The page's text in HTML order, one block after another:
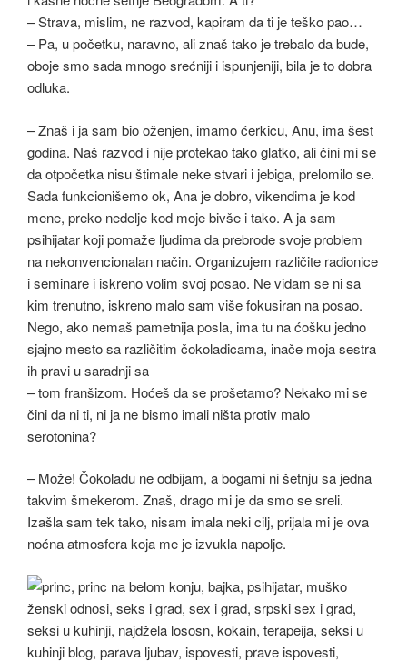
– Strava, mislim, ne razvod, kapiram da ti je teško pao…
– Pa, u početku, naravno, ali znaš tako je trebalo da bude,
oboje smo sada mnogo srećniji i ispunjeniji, bila je to dobra
odluka.
– Znaš i ja sam bio oženjen, imamo ćerkicu, Anu, ima šest
godina. Naš razvod i nije protekao tako glatko, ali čini mi se
da otpočetka nisu štimale neke stvari i jebiga, prelomilo se.
Sada funkcionišemo ok, Ana je dobro, vikendima je kod
mene, preko nedelje kod moje bivše i tako. A ja sam
psihijatar koji pomaže ljudima da prebrode svoje problem
na nekonvencionalan način. Organizujem različite radionice
i seminare i iskreno volim svoj posao. Ne viđam se ni sa
kim trenutno, iskreno malo sam više fokusiran na posao.
Nego, ako nemaš pametnija posla, ima tu na ćošku jedno
sjajno mesto sa različitim čokoladicama, inače moja sestra
ih pravi u saradnji sa
– tom franšizom. Hoćeš da se prošetamo? Nekako mi se
čini da ni ti, ni ja ne bismo imali ništa protiv malo
serotonina?
– Može! Čokoladu ne odbijam, a bogami ni šetnju sa jedna
takvim šmekerom. Znaš, drago mi je da smo se sreli.
Izašla sam tek tako, nisam imala neki cilj, prijala mi je ova
noćna atmosfera koja me je izvukla napolje.